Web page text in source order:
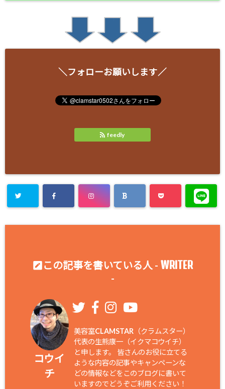
＼フォローお願いします／
feedly
この記事を書いている人 - WRITER
-
コウイ
チ
美容室CLAMSTAR（クラムスター）
代表の生熊康一（イクマコウイチ）
と申します。 皆さんのお役に立てる
ような内容の記事やキャンペーンな
どの情報などをこのブログに書いて
いますのでどうぞご利用ください！